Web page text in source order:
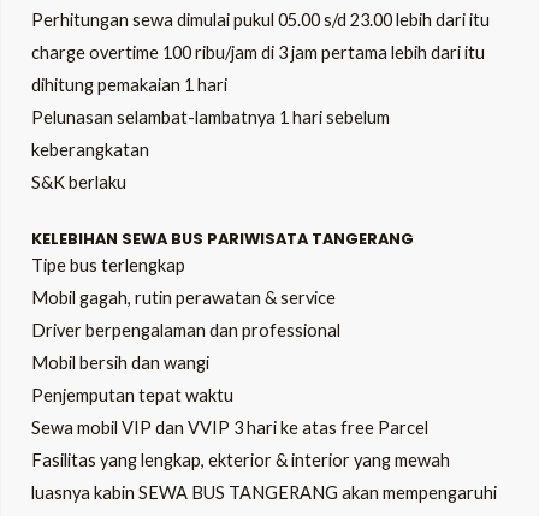
Perhitungan sewa dimulai pukul 05.00 s/d 23.00 lebih dari itu
charge overtime 100 ribu/jam di 3 jam pertama lebih dari itu
dihitung pemakaian 1 hari
Pelunasan selambat-lambatnya 1 hari sebelum
keberangkatan
S&K berlaku
KELEBIHAN SEWA BUS PARIWISATA TANGERANG
Tipe bus terlengkap
Mobil gagah, rutin perawatan & service
Driver berpengalaman dan professional
Mobil bersih dan wangi
Penjemputan tepat waktu
Sewa mobil VIP dan VVIP 3 hari ke atas free Parcel
Fasilitas yang lengkap, ekterior & interior yang mewah
luasnya kabin SEWA BUS TANGERANG akan mempengaruhi